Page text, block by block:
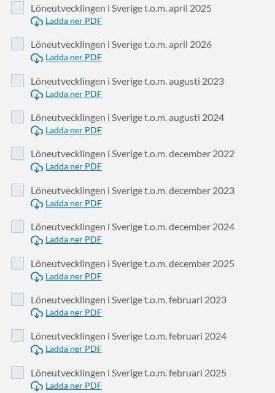
Löneutvecklingen i Sverige t.o.m. april 2025
Ladda ner PDF
Löneutvecklingen i Sverige t.o.m. april 2026
Ladda ner PDF
Löneutvecklingen i Sverige t.o.m. augusti 2023
Ladda ner PDF
Löneutvecklingen i Sverige t.o.m. augusti 2024
Ladda ner PDF
Löneutvecklingen i Sverige t.o.m. december 2022
Ladda ner PDF
Löneutvecklingen i Sverige t.o.m. december 2023
Ladda ner PDF
Löneutvecklingen i Sverige t.o.m. december 2024
Ladda ner PDF
Löneutvecklingen i Sverige t.o.m. december 2025
Ladda ner PDF
Löneutvecklingen i Sverige t.o.m. februari 2023
Ladda ner PDF
Löneutvecklingen i Sverige t.o.m. februari 2024
Ladda ner PDF
Löneutvecklingen i Sverige t.o.m. februari 2025
Ladda ner PDF